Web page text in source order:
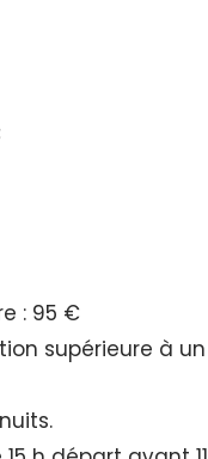
: 95 €
supérieure à un